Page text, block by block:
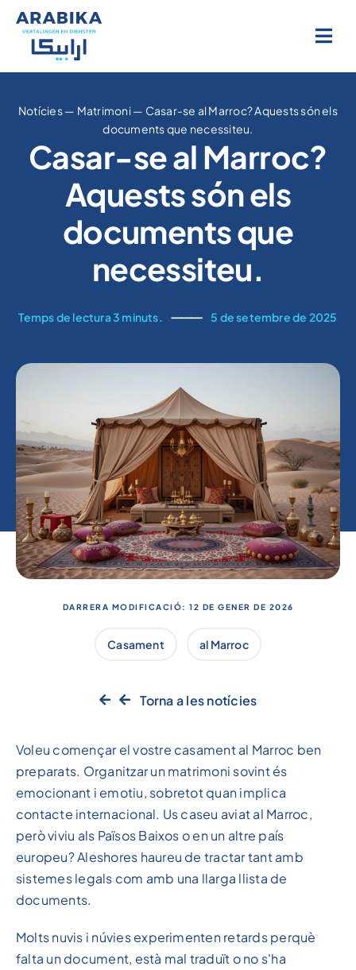
Salta
contingut
Notícies— Matrimoni— Casar-se al Marroc? Aquests són els
documents que necessiteu.
Casar-se al Marroc?
Aquests són els
documents que
necessiteu.
Temps de lectura 3 minuts. ⸻ 5 de setembre de 2025
DARRERA MODIFICACIÓ: 12 DE GENER DE 2026
Casament al Marroc
Torna a les notícies
Voleu començar el vostre casament al Marroc ben
preparats. Organitzar un matrimoni sovint és
emocionant i emotiu, sobretot quan implica
contacte internacional. Us caseu aviat al Marroc,
però viviu als Països Baixos o en un altre país
europeu? Aleshores haureu de tractar tant amb
sistemes legals com amb una llarga llista de
documents.
Molts nuvis i núvies experimenten retards perquè
falta un document, està mal traduït o no s'ha